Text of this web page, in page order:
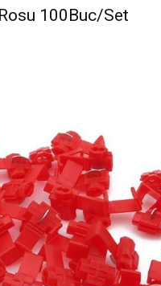
100Buc/Set